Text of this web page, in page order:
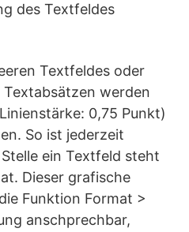
des Textfeldes
Textfeldes oder
werden
0,75 Punkt)
So ist jederzeit
ein Textfeld steht
Dieser grafische
Funktion Format >
anschprechbar,